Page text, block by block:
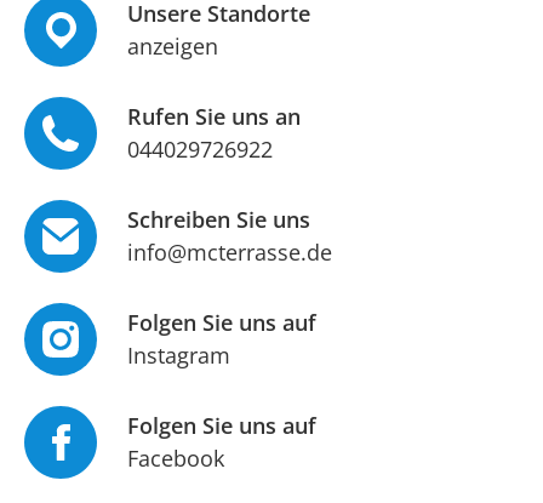
Unsere Standorte
anzeigen
Rufen Sie uns an
044029726922
Schreiben Sie uns
info@mcterrasse.de
Folgen Sie uns auf
Instagram
Folgen Sie uns auf
Facebook